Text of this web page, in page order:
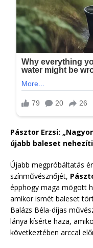
Pásztor Erzsi:
újabb baleset
Újabb megpróbáltatás
színművésznőjét,
épphogy maga mögött
amikor ismét baleset
Balázs Béla-díjas
lánya kísérte haza,
következtében arccal